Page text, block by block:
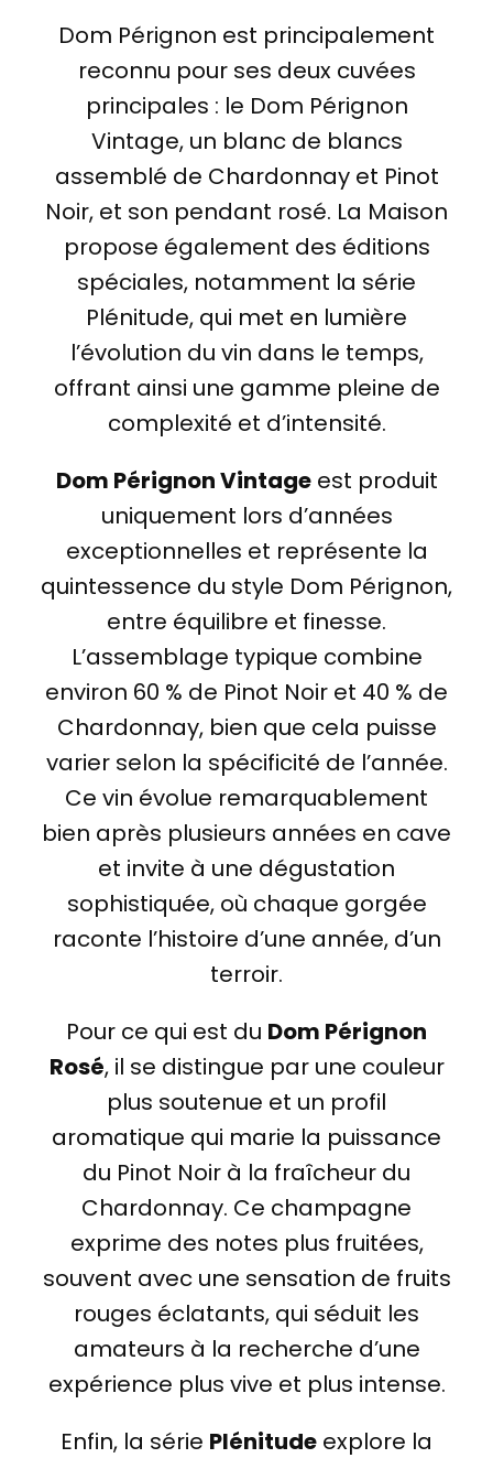
Dom Pérignon est principalement
reconnu pour ses deux cuvées
principales : le Dom Pérignon
Vintage, un blanc de blancs
assemblé de Chardonnay et Pinot
Noir, et son pendant rosé. La Maison
propose également des éditions
spéciales, notamment la série
Plénitude, qui met en lumière
l’évolution du vin dans le temps,
offrant ainsi une gamme pleine de
complexité et d’intensité.
Dom Pérignon Vintageest produit
uniquement lors d’années
exceptionnelles et représente la
quintessence du style Dom Pérignon,
entre équilibre et finesse.
L’assemblage typique combine
environ 60 % de Pinot Noir et 40 % de
Chardonnay, bien que cela puisse
varier selon la spécificité de l’année.
Ce vin évolue remarquablement
bien après plusieurs années en cave
et invite à une dégustation
sophistiquée, où chaque gorgée
raconte l’histoire d’une année, d’un
terroir.
Pour ce qui est du Dom Pérignon
Rosé, il se distingue par une couleur
plus soutenue et un profil
aromatique qui marie la puissance
du Pinot Noir à la fraîcheur du
Chardonnay. Ce champagne
exprime des notes plus fruitées,
souvent avec une sensation de fruits
rouges éclatants, qui séduit les
amateurs à la recherche d’une
expérience plus vive et plus intense.
Enfin, la série Plénitude explore la